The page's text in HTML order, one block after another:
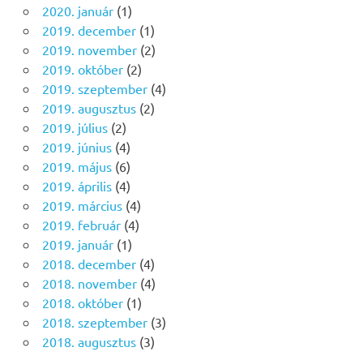
2020. január(1)
2019. december(1)
2019. november(2)
2019. október(2)
2019. szeptember(4)
2019. augusztus(2)
2019. július(2)
2019. június(4)
2019. május(6)
2019. április(4)
2019. március(4)
2019. február(4)
2019. január(1)
2018. december(4)
2018. november(4)
2018. október(1)
2018. szeptember(3)
2018. augusztus(3)